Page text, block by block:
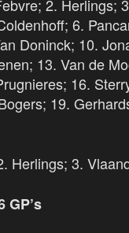
2. Herlings;
6.
Doninck; 10.
13. Van de
16.
19.
Herlings; 3.
GP’s